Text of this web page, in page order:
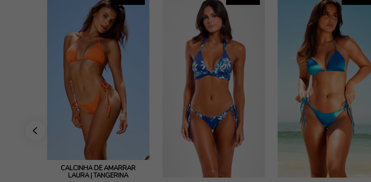
CALCINHA DE AMARRAR
LAURA | TANGERINA